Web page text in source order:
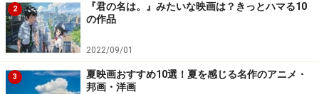
2
『君の名は。』みたいな映画は？きっとハマる10
の作品
2022/09/01
3
夏映画おすすめ10選！夏を感じる名作のアニメ・
邦画・洋画